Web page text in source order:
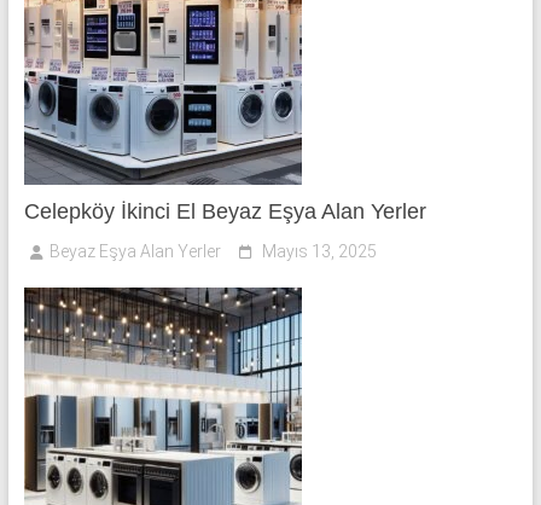
Celepköy İkinci El Beyaz Eşya Alan Yerler
Beyaz Eşya Alan Yerler Mayıs 13, 2025